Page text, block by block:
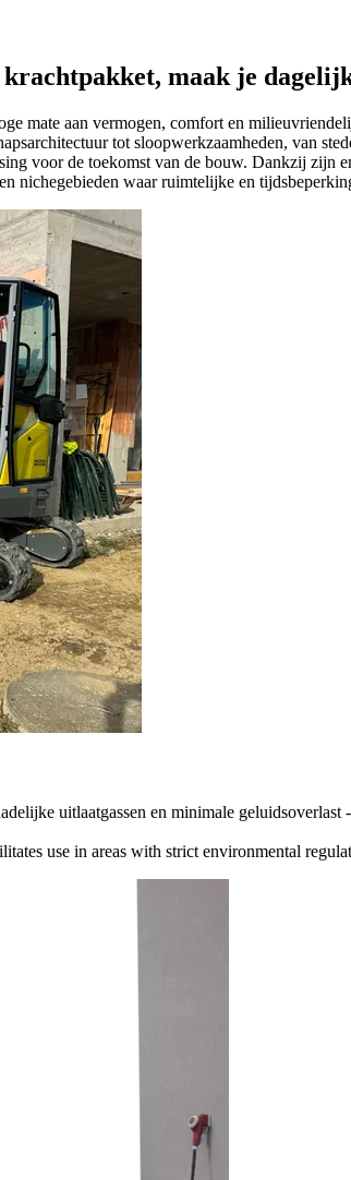
maak je
mate aan vermogen, comfort en
tot sloopwerkzaamheden, van
voor de toekomst van de bouw. Dankzij zijn
nichegebieden waar ruimtelijke en
uitlaatgassen en minimale
use in areas with strict environmental